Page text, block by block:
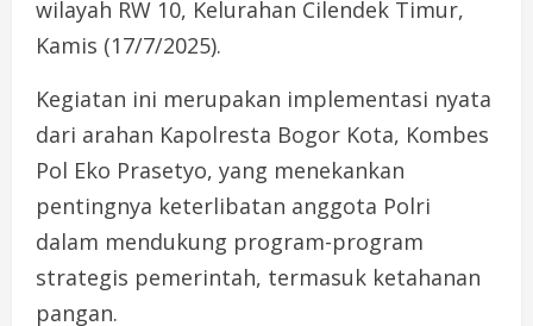
wilayah RW 10, Kelurahan Cilendek Timur,
Kamis (17/7/2025).
Kegiatan ini merupakan implementasi nyata
dari arahan Kapolresta Bogor Kota, Kombes
Pol Eko Prasetyo, yang menekankan
pentingnya keterlibatan anggota Polri
dalam mendukung program-program
strategis pemerintah, termasuk ketahanan
pangan.